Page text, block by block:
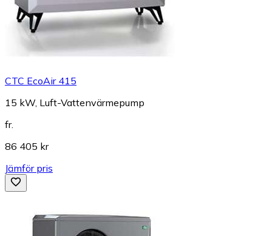
CTC EcoAir 415
15 kW, Luft-Vattenvärmepump
fr.
86 405 kr
Jämför pris